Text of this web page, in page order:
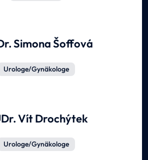
Simona Šoffová
Urologe/Gynäkologe
Vít Drochýtek
Urologe/Gynäkologe